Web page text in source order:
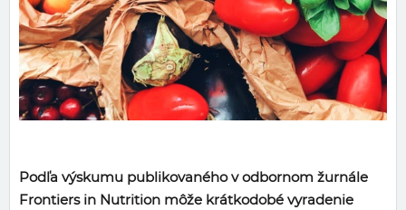
Podľa výskumu publikovaného v odbornom žurnále
Frontiers in Nutrition môže krátkodobé vyradenie